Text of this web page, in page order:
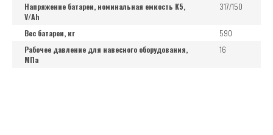
Напряжение батареи, номинальная емкость K5,
V/Ah
317/150
Вес батареи, кг
590
Рабочее давление для навесного оборудования,
МПа
16